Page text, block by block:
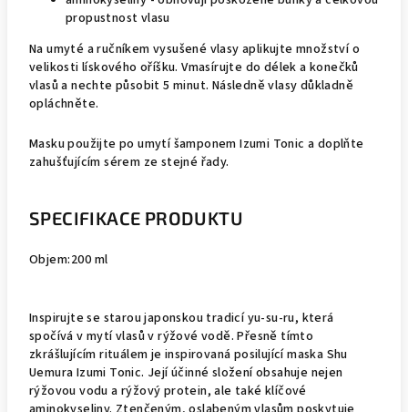
propustnost vlasu
Na umyté a ručníkem vysušené vlasy aplikujte množství o
velikosti lískového oříšku. Vmasírujte do délek a konečků
vlasů a nechte působit 5 minut. Následně vlasy důkladně
opláchněte.
Masku použijte po umytí šamponem Izumi Tonic a doplňte
zahušťujícím sérem ze stejné řady.
SPECIFIKACE PRODUKTU
Objem:200 ml
Inspirujte se starou japonskou tradicí yu-su-ru, která
spočívá v mytí vlasů v rýžové vodě. Přesně tímto
zkrášlujícím rituálem je inspirovaná posilující maska Shu
Uemura Izumi Tonic. Její účinné složení obsahuje nejen
rýžovou vodu a rýžový protein, ale také klíčové